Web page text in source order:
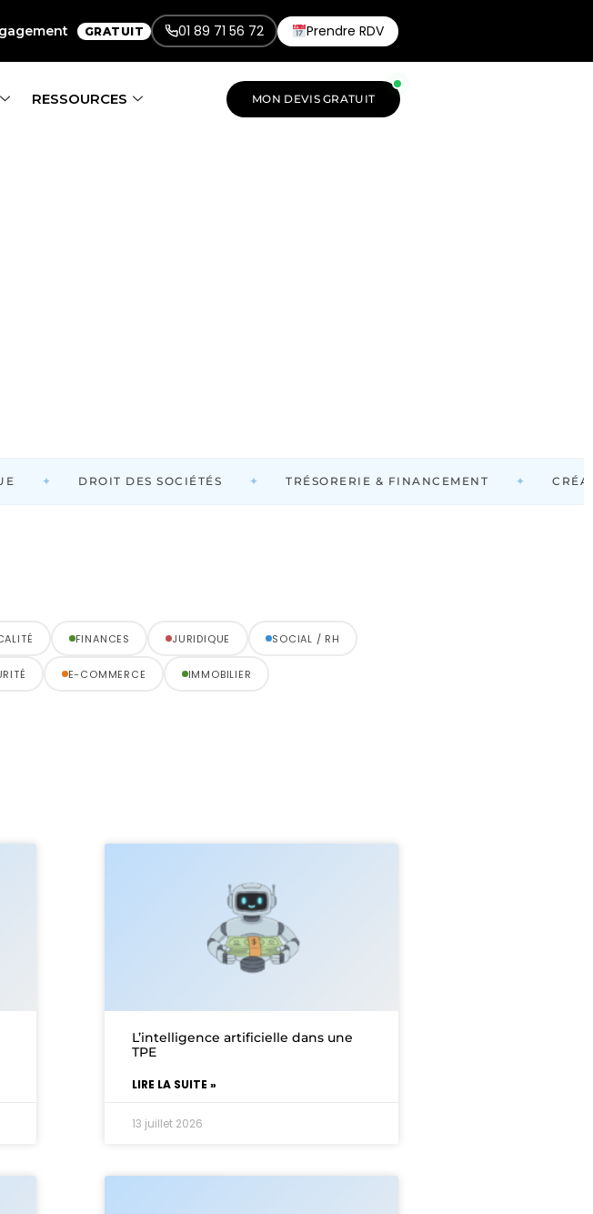
GRATUIT 01 89 71 56 72 Prendre RDV
RESSOURCES MON DEVIS GRATUIT
DROIT DES SOCIÉTÉS TRÉSORERIE & FINANCEMENT
FINANCES JURIDIQUE SOCIAL / RH
E-COMMERCE IMMOBILIER
L’intelligence artificielle dans une
TPE
LIRE LA SUITE »
13 juillet 2026